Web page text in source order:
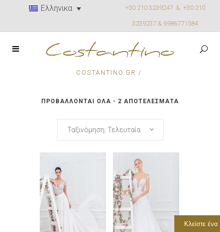
Ελληνικα +30 210 3239247 & +30 210
3239237 & 6986771584
COSTANTINO.GR /
ΠΡΟΒΆΛΛΟΝΤΑΙ ΌΛΑ - 2 ΑΠΟΤΕΛΈΣΜΑΤΑ
Ταξινόμηση: Τελευταία
Κλείστε